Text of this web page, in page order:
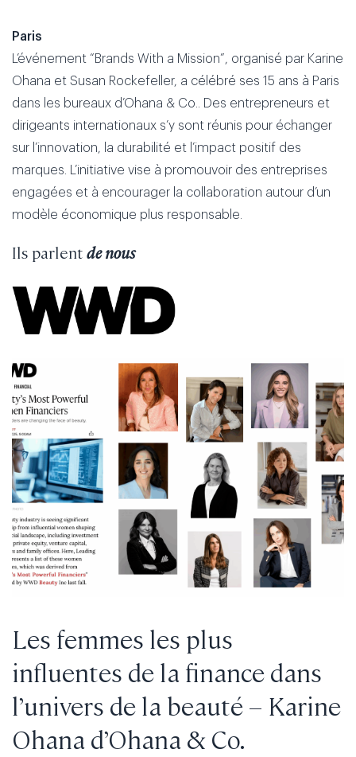
Paris
L’événement “Brands With a Mission”, organisé par Karine
Ohana et Susan Rockefeller, a célébré ses 15 ans à Paris
dans les bureaux d’Ohana & Co.. Des entrepreneurs et
dirigeants internationaux s’y sont réunis pour échanger
sur l’innovation, la durabilité et l’impact positif des
marques. L’initiative vise à promouvoir des entreprises
engagées et à encourager la collaboration autour d’un
modèle économique plus responsable.
Ils parlentde nous
Les femmes les plus
influentes de la finance dans
l’univers de la beauté – Karine
Ohana d’Ohana & Co.